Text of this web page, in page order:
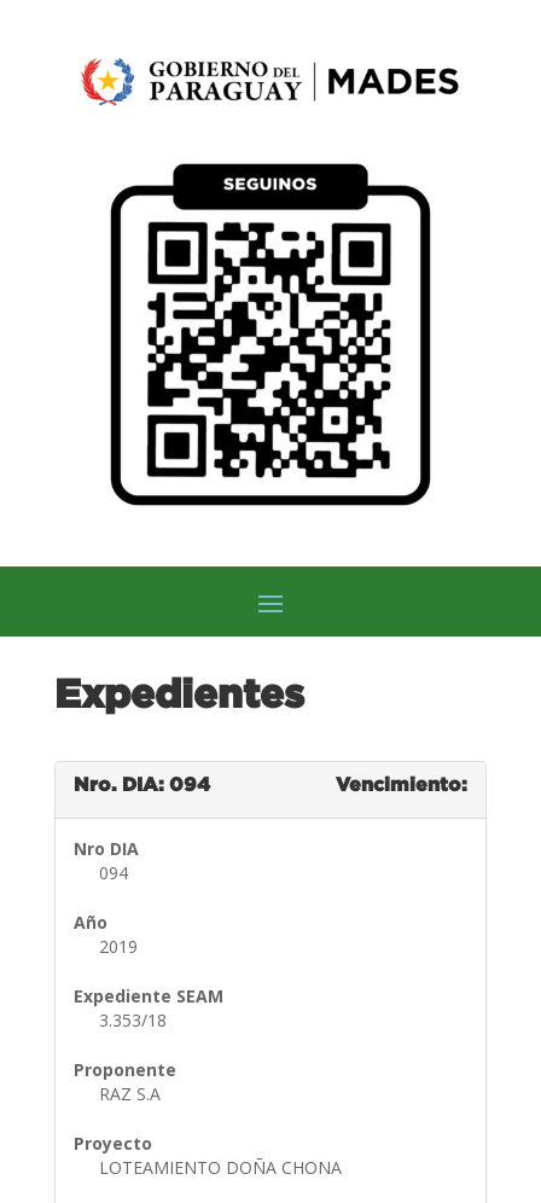
Expedientes
Nro. DIA: 094 Vencimiento:
Nro DIA
094
Año
2019
Expediente SEAM
3.353/18
Proponente
RAZ S.A
Proyecto
LOTEAMIENTO DOÑA CHONA